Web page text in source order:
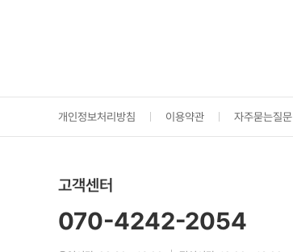
개인정보처리방침 이용약관 자주묻는질문
고객센터
070-4242-2054